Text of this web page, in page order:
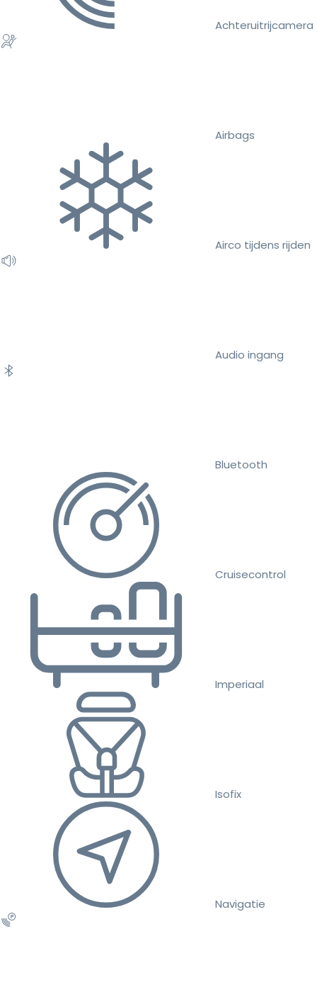
Achteruitrijcamera
Airbags
Airco tijdens rijden
Audio ingang
Bluetooth
Cruisecontrol
Imperiaal
Isofix
Navigatie